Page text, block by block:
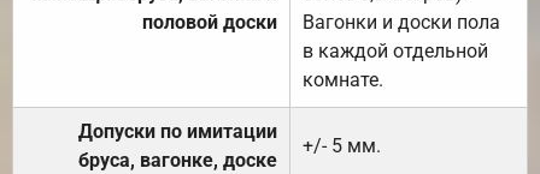
половой доски
Вагонки и доски пола
в каждой отдельной
комнате.
Допуски по имитации
бруса, вагонке, доске
+/- 5 мм.